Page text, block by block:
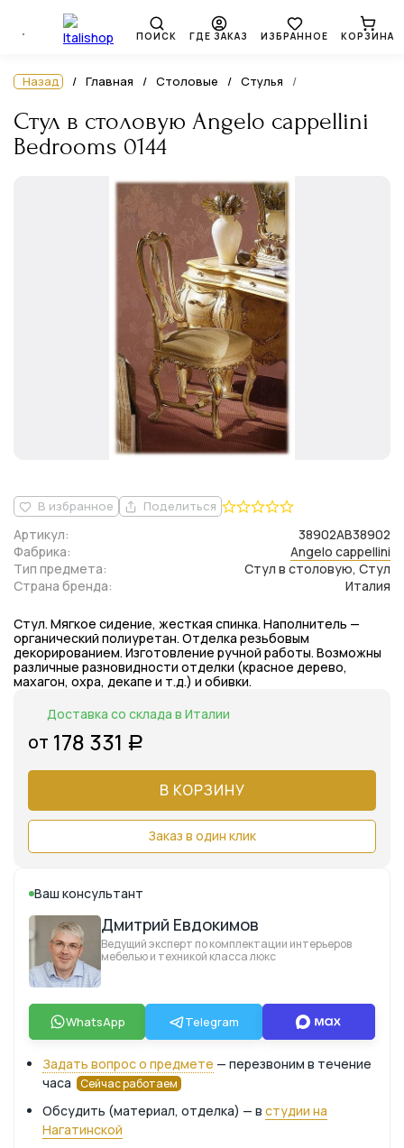
ПОИСК ГДЕ ЗАКАЗ ИЗБРАННОЕ КОРЗИНА
Назад Главная Столовые Стулья
Стул в столовую Angelo cappellini
Bedrooms 0144
В избранное Поделиться
Фабрика: Angelo cappellini
Артикул:
38902AB38902
Тип предмета:
Стул в столовую, Стул
Страна бренда:
Италия
Стул. Мягкое сидение, жесткая спинка. Наполнитель —
органический полиуретан. Отделка резьбовым
декорированием. Изготовление ручной работы. Возможны
различные разновидности отделки (красное дерево,
махагон, охра, декапе и т.д.) и обивки.
Доставка со склада в Италии
от 178 331 Р
В КОРЗИНУ
Заказ в один клик
Ваш консультант
Дмитрий Евдокимов
Ведущий эксперт по комплектации интерьеров
мебелью и техникой класса люкс
WhatsApp Telegram
Задать вопрос о предмете — перезвоним в течение
часа
Сейчас работаем
Обсудить (материал, отделка) — в студии на
Нагатинской